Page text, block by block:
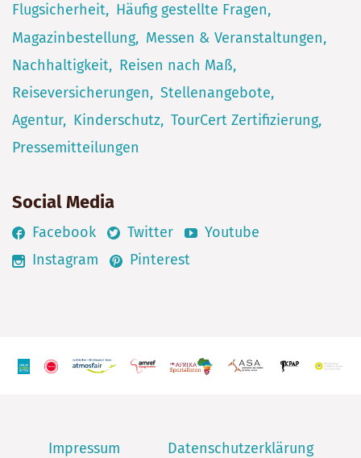
Flugsicherheit
Häufig gestellte Fragen
Magazinbestellung
Messen & Veranstaltungen
Nachhaltigkeit
Reisen nach Maß
Reiseversicherungen
Stellenangebote
Agentur
Kinderschutz TourCert Zertifizierung
Pressemitteilungen
Social Media
Facebook Twitter
Youtube
Instagram
Pinterest
Impressum Datenschutzerklärung